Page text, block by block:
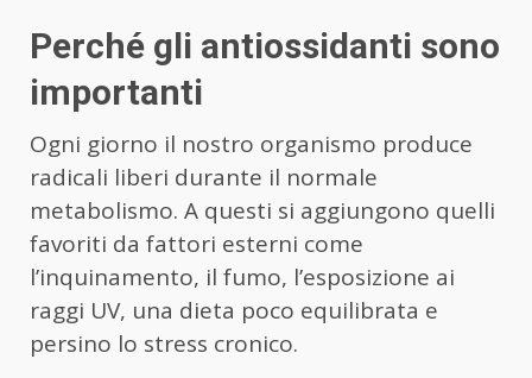
Perché gli antiossidanti sono
importanti
Ogni giorno il nostro organismo produce
radicali liberi durante il normale
metabolismo. A questi si aggiungono quelli
favoriti da fattori esterni come
l’inquinamento, il fumo, l’esposizione ai
raggi UV, una dieta poco equilibrata e
persino lo stress cronico.